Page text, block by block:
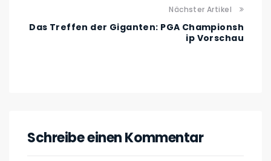
Nächster Artikel
Das Treffen der Giganten: PGA Championsh
ip Vorschau
Schreibe einen Kommentar